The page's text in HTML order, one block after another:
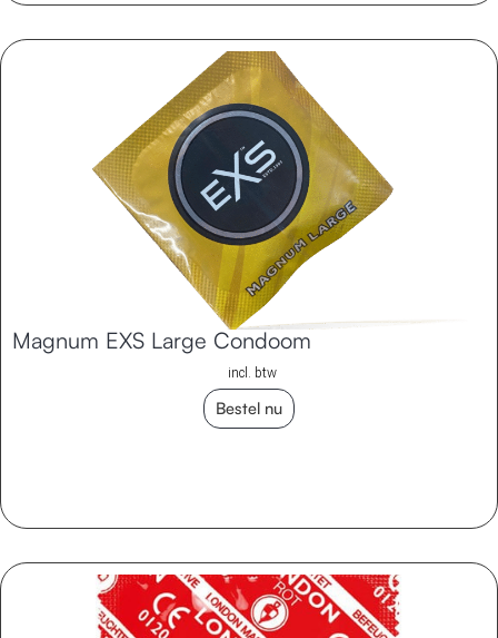
Magnum EXS Large Condoom
incl. btw
Bestel nu